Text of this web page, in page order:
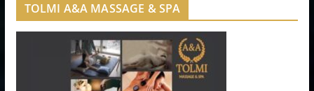
TOLMI A&A MASSAGE & SPA